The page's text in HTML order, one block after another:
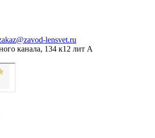
lensvet.ru
канала, 134 к12 лит А